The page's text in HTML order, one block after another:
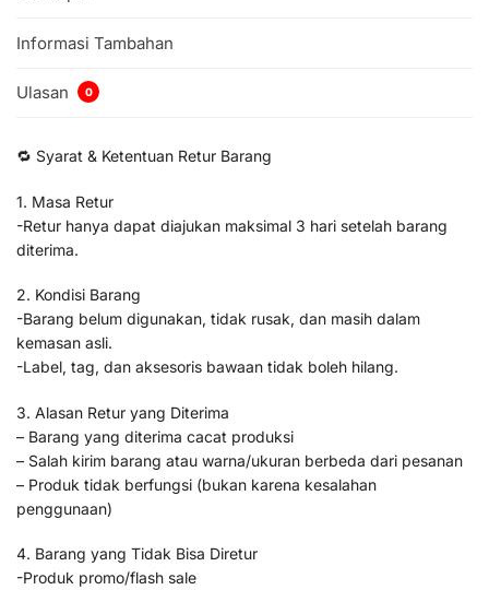
Informasi Tambahan
Ulasan 0
🔁 Syarat & Ketentuan Retur Barang
1. Masa Retur
-Retur hanya dapat diajukan maksimal 3 hari setelah barang
diterima.
2. Kondisi Barang
-Barang belum digunakan, tidak rusak, dan masih dalam
kemasan asli.
-Label, tag, dan aksesoris bawaan tidak boleh hilang.
3. Alasan Retur yang Diterima
– Barang yang diterima cacat produksi
– Salah kirim barang atau warna/ukuran berbeda dari pesanan
– Produk tidak berfungsi (bukan karena kesalahan
penggunaan)
4. Barang yang Tidak Bisa Diretur
-Produk promo/flash sale